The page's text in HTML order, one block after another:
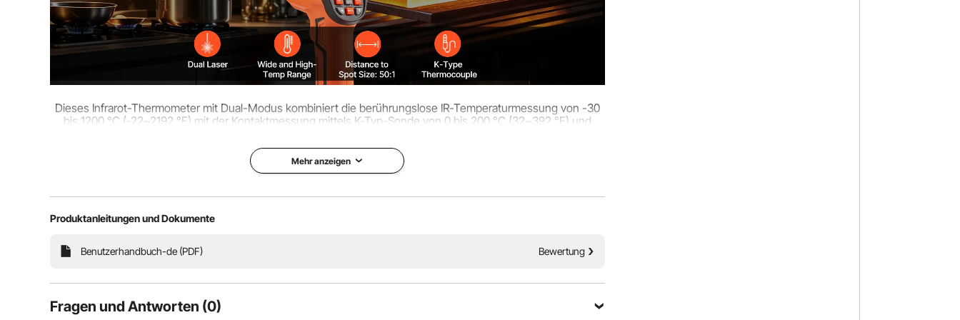
Dieses Infrarot-Thermometer mit Dual-Modus kombiniert die berührungslose IR-Temperaturmessung von -30
bis 1200 °C (-22~2192 °F) mit der Kontaktmessung mittels K-Typ-Sonde von 0 bis 200 °C (32~392 °F) und
Mehr anzeigen
Produktanleitungen und Dokumente
Benutzerhandbuch-de (PDF) Bewertung
Fragen und Antworten (0)